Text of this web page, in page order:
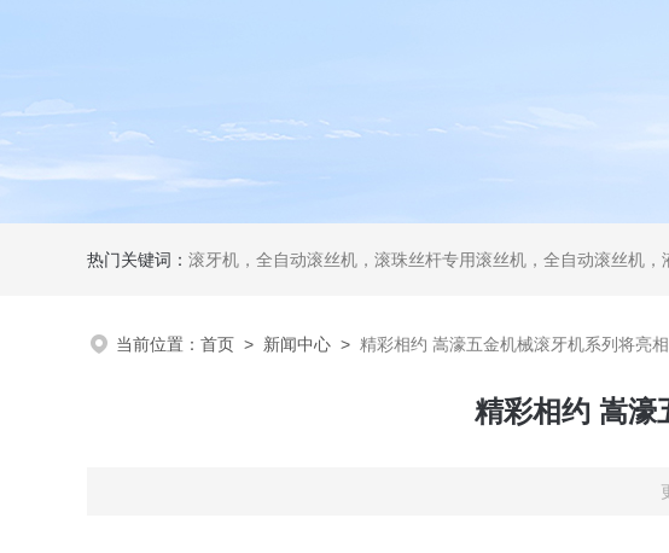
热门关键词： 滚牙机，全自动滚丝机，滚珠丝杆专用滚丝机，全自动滚丝机，
当前位置： 首页 > 新闻中心 > 精彩相约 嵩濠五金机械滚牙机系列将亮
精彩相约 嵩濠